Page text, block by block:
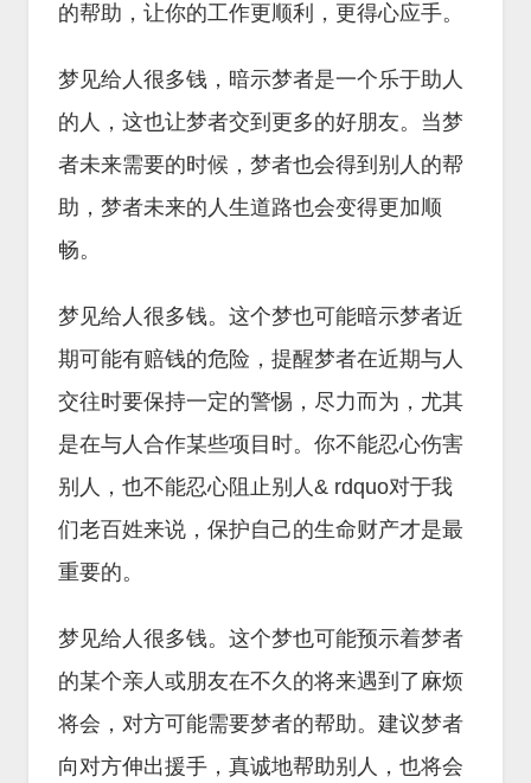
的帮助，让你的工作更顺利，更得心应手。
梦见给人很多钱，暗示梦者是一个乐于助人
的人，这也让梦者交到更多的好朋友。当梦
者未来需要的时候，梦者也会得到别人的帮
助，梦者未来的人生道路也会变得更加顺
畅。
梦见给人很多钱。这个梦也可能暗示梦者近
期可能有赔钱的危险，提醒梦者在近期与人
交往时要保持一定的警惕，尽力而为，尤其
是在与人合作某些项目时。你不能忍心伤害
别人，也不能忍心阻止别人& rdquo对于我
们老百姓来说，保护自己的生命财产才是最
重要的。
梦见给人很多钱。这个梦也可能预示着梦者
的某个亲人或朋友在不久的将来遇到了麻烦
将会，对方可能需要梦者的帮助。建议梦者
向对方伸出援手，真诚地帮助别人，也将会